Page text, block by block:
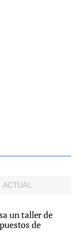
ACTUAL
un taller de
de